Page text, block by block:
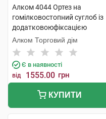
Алком 4044 Ортез на
гомілковостопний суглоб із
додатковоюфіксацією
розмір 1 1 шт
Алком Торговий дім
Є в наявності
від 1555.00 грн
КУПИТИ